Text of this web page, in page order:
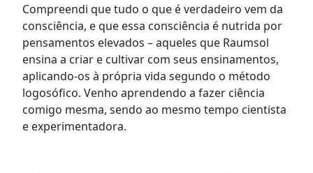
Compreendi que tudo o que é verdadeiro vem da
consciência, e que essa consciência é nutrida por
pensamentos elevados – aqueles que Raumsol
ensina a criar e cultivar com seus ensinamentos,
aplicando-os à própria vida segundo o método
logosófico. Venho aprendendo a fazer ciência
comigo mesma, sendo ao mesmo tempo cientista
e experimentadora.